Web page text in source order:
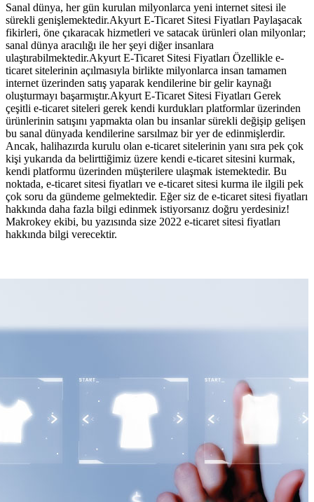
Sanal dünya, her gün kurulan milyonlarca yeni internet sitesi ile
sürekli genişlemektedir.Akyurt E-Ticaret Sitesi Fiyatları Paylaşacak
fikirleri, öne çıkaracak hizmetleri ve satacak ürünleri olan milyonlar;
sanal dünya aracılığı ile her şeyi diğer insanlara
ulaştırabilmektedir.Akyurt E-Ticaret Sitesi Fiyatları Özellikle e-
ticaret sitelerinin açılmasıyla birlikte milyonlarca insan tamamen
internet üzerinden satış yaparak kendilerine bir gelir kaynağı
oluşturmayı başarmıştır.Akyurt E-Ticaret Sitesi Fiyatları Gerek
çeşitli e-ticaret siteleri gerek kendi kurdukları platformlar üzerinden
ürünlerinin satışını yapmakta olan bu insanlar sürekli değişip gelişen
bu sanal dünyada kendilerine sarsılmaz bir yer de edinmişlerdir.
Ancak, halihazırda kurulu olan e-ticaret sitelerinin yanı sıra pek çok
kişi yukarıda da belirttiğimiz üzere kendi e-ticaret sitesini kurmak,
kendi platformu üzerinden müşterilere ulaşmak istemektedir. Bu
noktada, e-ticaret sitesi fiyatları ve e-ticaret sitesi kurma ile ilgili pek
çok soru da gündeme gelmektedir. Eğer siz de e-ticaret sitesi fiyatları
hakkında daha fazla bilgi edinmek istiyorsanız doğru yerdesiniz!
Makrokey ekibi, bu yazısında size 2022 e-ticaret sitesi fiyatları
hakkında bilgi verecektir.